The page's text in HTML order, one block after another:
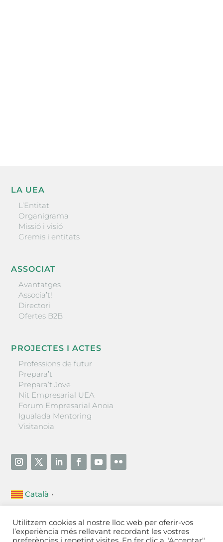
LA UEA
L’Entitat
Organigrama
Missió i visió
Gremis i entitats
ASSOCIAT
Avantatges
Associa’t!
Directori
Ofertes B2B
PROJECTES I ACTES
Professions de futur
Prepara’t
Prepara’t Jove
Nit Empresarial UEA
Forum Empresarial Anoia
Igualada Mentoring
Visitanoia
Català ▼
Unió Empresarial de l’Anoia (UEA)
Ctra. de Manresa, 131, 08700 – Igualada(Barcelona)
Tel 93 805 22 92
Utilitzem cookies al nostre lloc web per oferir-vos
l’experiència més rellevant recordant les vostres